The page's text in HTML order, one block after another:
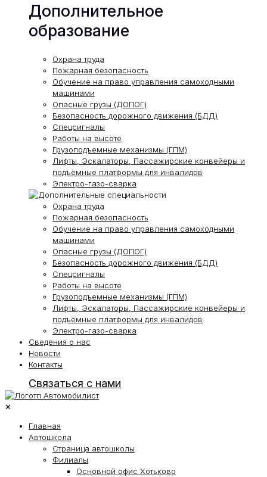
Дополнительное
образование
Охрана труда
Пожарная безопасность
Обучение на право управления самоходными
машинами
Опасные грузы (ДОПОГ)
Безопасность дорожного движения (БДД)
Спецсигналы
Работы на высоте
Грузоподъемные механизмы (ГПМ)
Лифты, Эскалаторы, Пассажирские конвейеры и
подъёмные платформы для инвалидов
Электро-газо-сварка
Охрана труда
Пожарная безопасность
Обучение на право управления самоходными
машинами
Опасные грузы (ДОПОГ)
Безопасность дорожного движения (БДД)
Спецсигналы
Работы на высоте
Грузоподъемные механизмы (ГПМ)
Лифты, Эскалаторы, Пассажирские конвейеры и
подъёмные платформы для инвалидов
Электро-газо-сварка
Сведения о нас
Новости
Контакты
Связаться с нами
✕
Главная
Автошкола
Страница автошколы
Филиалы
Основной офис Хотьково